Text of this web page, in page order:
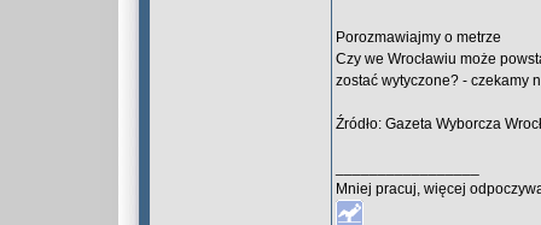
Porozmawiajmy o metrze
Czy we Wrocławiu może
zostać wytyczone? - czekamy
Źródło: Gazeta Wyborcza
Mniej pracuj, więcej